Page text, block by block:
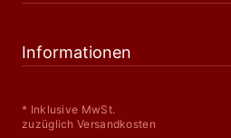
Informationen
* Inklusive MwSt.
zuzüglich Versandkosten